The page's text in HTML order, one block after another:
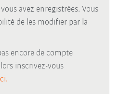
avez enregistrées. Vous
de les modifier par la
encore de compte
inscrivez-vous